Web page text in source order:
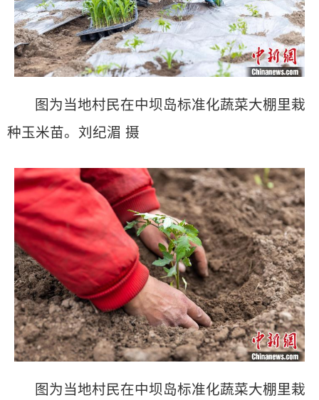
图为当地村民在中坝岛标准化蔬菜大棚里栽
种玉米苗。刘纪湄 摄
图为当地村民在中坝岛标准化蔬菜大棚里栽